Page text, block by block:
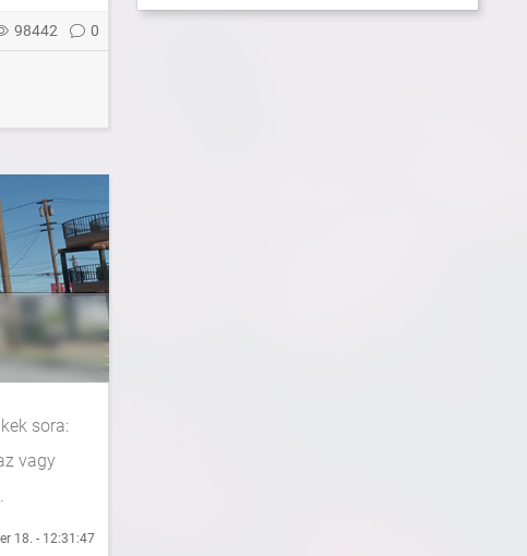
98442 0
sora:
vagy
18. - 12:31:47